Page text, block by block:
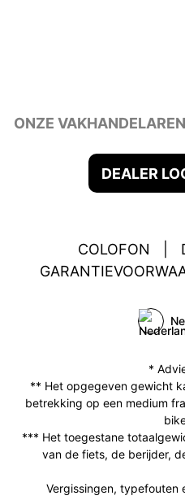
ONZE
DEALER
COLOFON
*
** Het opgegeven gewicht
betrekking op een medium
*** Het toegestane
van de fiets, de berijder,
Vergissingen, typefouten